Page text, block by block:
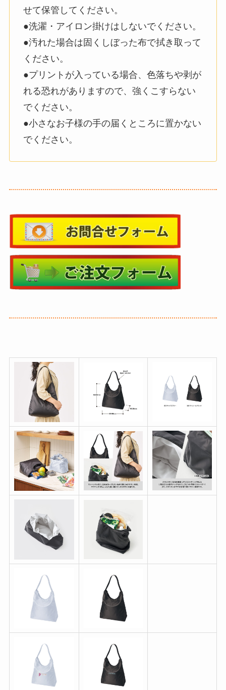
せて保管してください。
●洗濯・アイロン掛けはしないでください。
●汚れた場合は固くしぼった布で拭き取って
ください。
●プリントが入っている場合、色落ちや剥が
れる恐れがありますので、強くこすらない
でください。
●小さなお子様の手の届くところに置かない
でください。